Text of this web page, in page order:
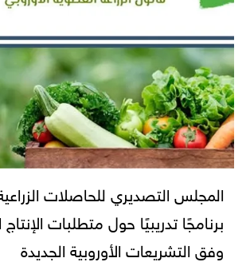
المجلس التصديري للحاصلات
برنامجًا تدريبيًا حول متطلبات
وفق التشريعات الأوروبية الجديدة